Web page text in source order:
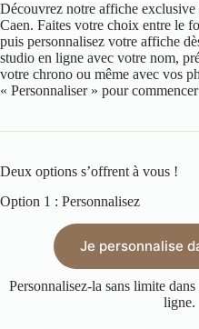
Découvrez notre affiche
Caen. Faites votre choix entre le
puis personnalisez votre affiche
studio en ligne avec votre nom,
votre chrono ou même avec vos
« Personnaliser » pour
Deux options s’offrent à vous !
Option 1 : Personnalisez
Je personnalise
Personnalisez-la sans limite
ligne.